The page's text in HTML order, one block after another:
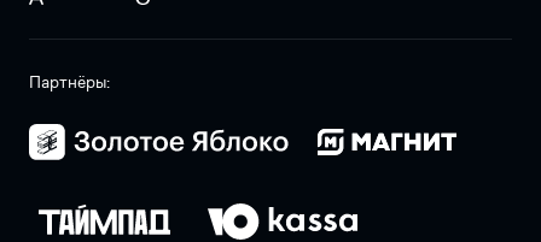
Партнёры: